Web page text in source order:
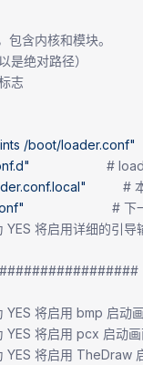
包含内核和模块。
是绝对路径）
志
/boot/loader.conf"
YES 将启用详细的引导
YES 将启用 bmp 启动
YES 将启用 pcx 启动
YES 将启用 TheDraw